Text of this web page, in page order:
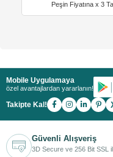
Peşin Fiyatına x 3
Mobile Uygulamaya
özel avantajlardan yararlanın!
Takipte Kal!
Güvenli Alışveriş
3D Secure ve 256 Bit SSL